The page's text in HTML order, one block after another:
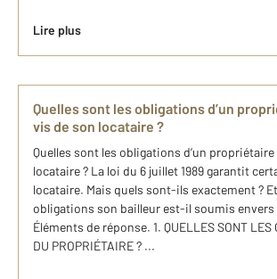
Lire plus
Quelles sont les obligations d’un
vis de son locataire ?
Quelles sont les obligations d’un
locataire ? La loi du 6 juillet 1989 garantit
locataire. Mais quels sont-ils exactement ?
obligations son bailleur est-il soumis envers
Éléments de réponse. 1. QUELLES SONT LES
DU PROPRIÉTAIRE ? ...